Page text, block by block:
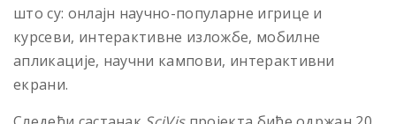
што су: онлајн научно-популарне игрице и
курсеви, интерактивне изложбе, мобилне
апликације, научни кампови, интерактивни
екрани.